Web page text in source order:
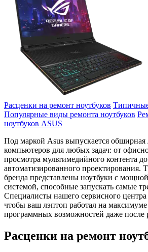
Расценки на ремонт ноутбуков
Популярные виды ремонта ноутбуков
ноутбуков ASUS
Под маркой Asus выпускается
компьютеров для любых задач: от
просмотра мультимедийного контента до
автоматизированного проектирования.
бренда представлены ноутбуки с
системой, способные запускать самые
Специалисты нашего сервисного центра
чтобы ваш лэптоп работал на
программных возможностей даже после
Расценки на ремонт